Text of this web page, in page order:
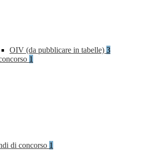
OIV (da pubblicare in tabelle) 3
1
di concorso 1